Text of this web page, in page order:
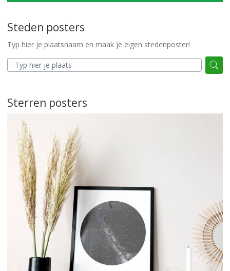
Steden posters
Typ hier je plaatsnaam en maak je eigen stedenposter!
Sterren posters